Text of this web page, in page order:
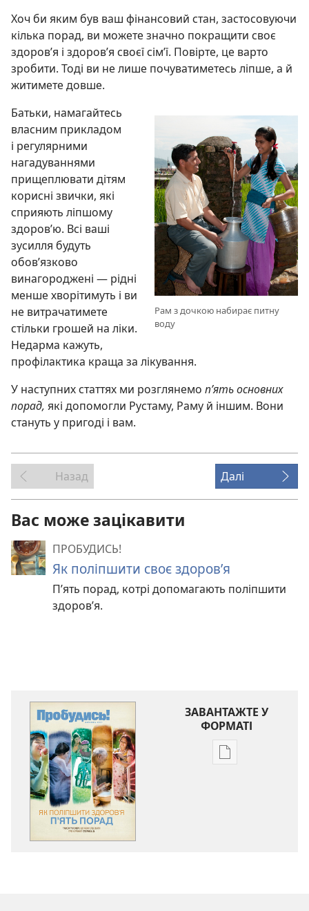
Хоч би яким був ваш фінансовий стан, застосовуючи
кілька порад, ви можете значно покращити своє
здоров’я і здоров’я своєї сім’ї. Повірте, це варто
зробити. Тоді ви не лише почуватиметесь ліпше, а й
житимете довше.
Рам з дочкою набирає питну
воду
Батьки, намагайтесь
власним прикладом
і регулярними
нагадуваннями
прищеплювати дітям
корисні звички, які
сприяють ліпшому
здоров’ю. Всі ваші
зусилля будуть
обов’язково
винагороджені — рідні
менше хворітимуть і ви
не витрачатимете
стільки грошей на ліки.
Недарма кажуть,
профілактика краща за лікування.
У наступних статтях ми розглянемо п’ять основних
порад, які допомогли Рустаму, Раму й іншим. Вони
стануть у пригоді і вам.
Назад Далі
Вас може зацікавити
ПРОБУДИСЬ!
Як поліпшити своє здоров’я
П’ять порад, котрі допомагають поліпшити
здоров’я.
ЗАВАНТАЖТЕ У
ФОРМАТІ
Параметри